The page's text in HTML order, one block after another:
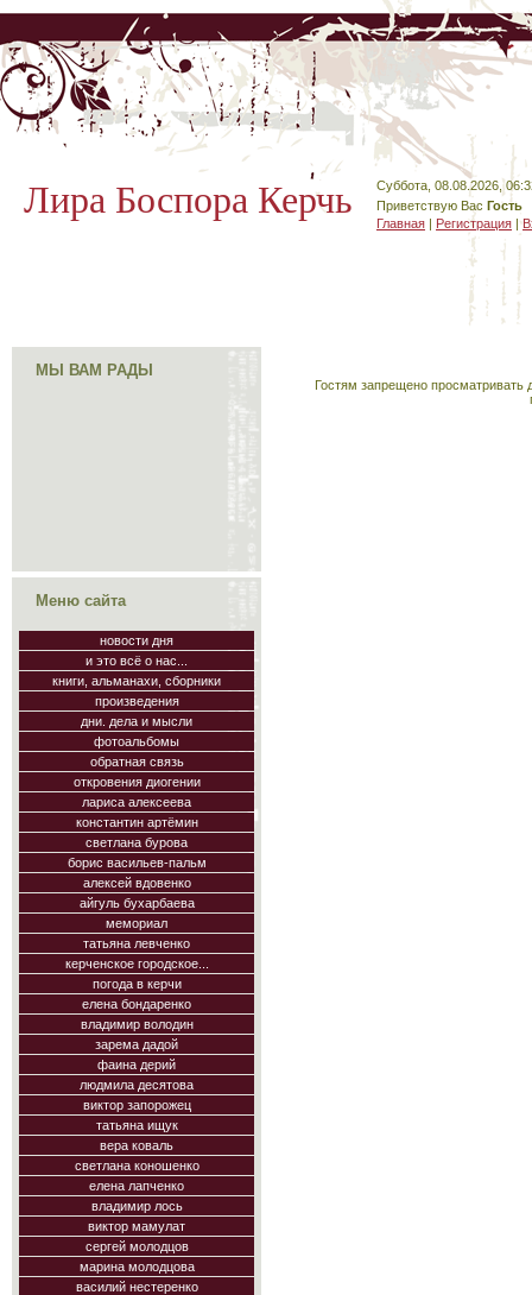
Лира Боспора Керчь
Суббота, 08.08.2026,
Приветствую Вас Гость
Главная | Регистрация |
МЫ ВАМ РАДЫ
Меню сайта
новости дня
и это всё о нас...
книги, альманахи, сборники
произведения
дни. дела и мысли
фотоальбомы
обратная связь
откровения диогении
лариса алексеева
константин артёмин
светлана бурова
борис васильев-пальм
алексей вдовенко
айгуль бухарбаева
мемориал
татьяна левченко
керченское городское...
погода в керчи
елена бондаренко
владимир володин
зарема дадой
фаина дерий
людмила десятова
виктор запорожец
татьяна ищук
вера коваль
светлана коношенко
елена лапченко
владимир лось
виктор мамулат
сергей молодцов
марина молодцова
василий нестеренко
Гостям запрещено просматривать